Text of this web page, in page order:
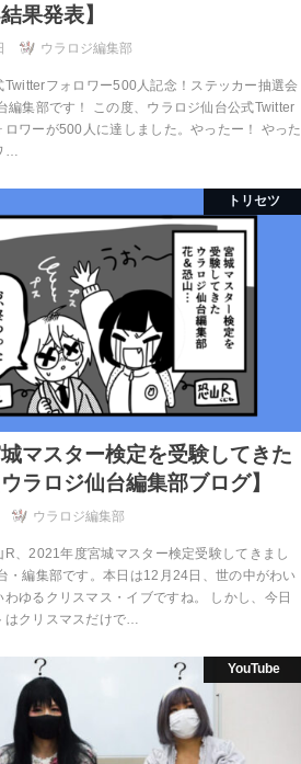
果発表】
ウラロジ編集部
Twitterフォロワー500人記念！ステッカー抽選会
編集部です！ この度、ウラロジ仙台公式Twitter
ロワーが500人に達しました。やったー！ やった
…
トリセツ
城マスター検定を受験してきた
ラロジ仙台編集部ブログ】
ウラロジ編集部
R、2021年度宮城マスター検定受験してきまし
・編集部です。本日は12月24日、世の中がわい
ゆるクリスマス・イブですね。 しかし、今日
はクリスマスだけで…
YouTube